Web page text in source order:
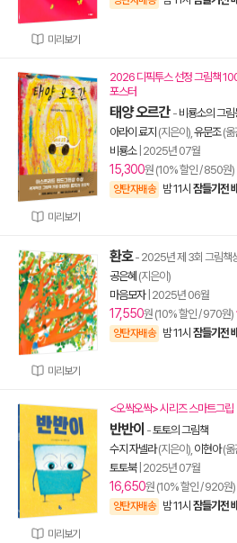
미리보기
미리보기
2026 디픽투스 선정 그림책
포스터
태양 오르간 - 비룡소의 그
아라이 료지 (지은이), 유문조(옮
비룡소| 2025년 07월
15,300원 (10% 할인 / 850원)
양탄자배송 밤 11시 잠들기전
미리보기
환호- 2025년 제 3회 그림책
공은혜 (지은이)
마음모자| 2025년 06월
17,550원 (10% 할인 / 970원)
양탄자배송 밤 11시 잠들기전
미리보기
<오싹오싹> 시리즈 스마트그립
반반이 -토토의 그림책
수지 자넬라(지은이), 이현아(옮
토토북| 2025년 07월
16,650원 (10% 할인 / 920원)
양탄자배송 밤 11시 잠들기전